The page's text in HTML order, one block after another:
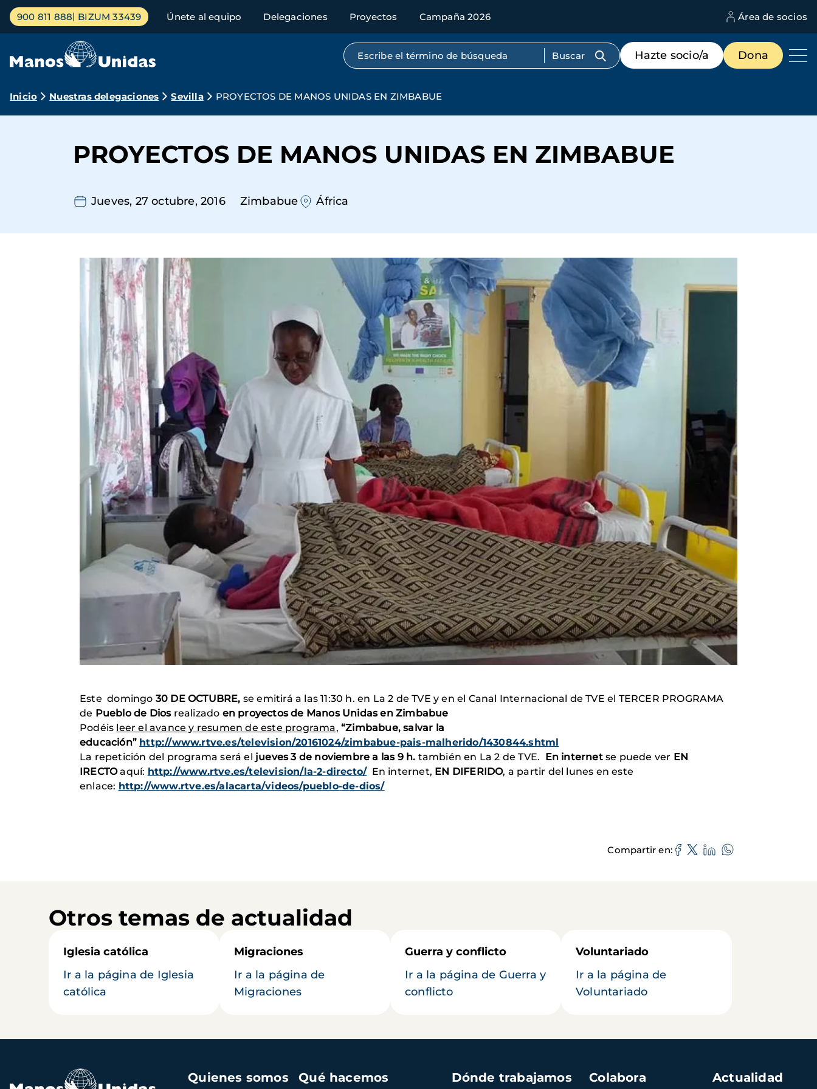
Pasar
contenido
Menú
principal
900 811 888 BIZUM 33439 Únete al equipo Delegaciones Proyectos Campaña 2026 Área de socios
Búsqueda por texto completo
Menú
de
destacados
Hazte socio/a Dona
Ruta
navegación
Inicio Nuestras delegaciones Sevilla PROYECTOS DE MANOS UNIDAS EN ZIMBABUE
PROYECTOS DE MANOS UNIDAS EN ZIMBABUE
Jueves, 27 octubre, 2016 Zimbabue África
Este domingo 30 DE OCTUBRE, se emitirá a las 11:30 h. en La 2 de TVE y en el Canal Internacional de TVE el TERCER PROGRAMA
de Pueblo de Diosrealizado en proyectos de Manos Unidas en Zimbabue
Podéis leer el avance y resumen de este programa,“Zimbabue, salvar la
educación” http://www.rtve.es/television/20161024/zimbabue-pais-malherido/1430844.shtml
La repetición del programa será el jueves 3 de noviembre a las 9 h. también en La 2 de TVE. En internetse puede ver EN
IRECTOaquí: http://www.rtve.es/television/la-2-directo/En internet, EN DIFERIDO, a partir del lunes en este
enlace: http://www.rtve.es/alacarta/videos/pueblo-de-dios/
Compartir en
Otros temas de actualidad
Iglesia católica
Ir a la página de Iglesia
católica
Migraciones
Ir a la página de
Migraciones
Guerra y conflicto
Ir a la página de Guerra y
conflicto
Voluntariado
Ir a la página de
Voluntariado
Navegación
principal
Quienes somos Qué hacemos Dónde trabajamos Colabora Actualidad